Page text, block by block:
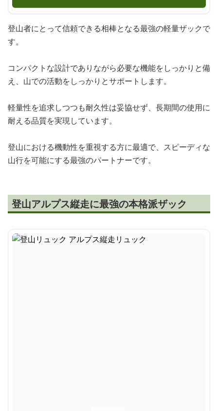
登山者にとって信頼できる相棒となる最強の軽量ザックで
す。
コンパクトな設計でありながら必要な機能をしっかりと備
え、山での活動をしっかりとサポートします。
軽量性を追求しつつも耐久性は妥協せず、長期間の使用に
耐える品質を実現しています。
登山における機動性を重視する方に最適で、スピーディな
山行を可能にする最強のパートナーです。
登山アルプス縦走に最強の本格派ザック